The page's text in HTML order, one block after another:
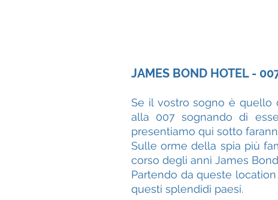
JAMES BOND HOTEL -
Se il vostro sogno è quello
alla 007 sognando di
presentiamo qui sotto
Sulle orme della spia più
corso degli anni James
Partendo da queste
questi splendidi paesi.